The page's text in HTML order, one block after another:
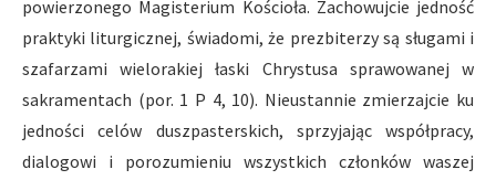
powierzonego Magisterium Kościoła. Zachowujcie jedność
praktyki liturgicznej, świadomi, że prezbiterzy są sługami i
szafarzami wielorakiej łaski Chrystusa sprawowanej w
sakramentach (por. 1 P 4, 10). Nieustannie zmierzajcie ku
jedności celów duszpasterskich, sprzyjając współpracy,
dialogowi i porozumieniu wszystkich członków waszej